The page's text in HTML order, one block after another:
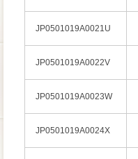
JP0501019A0021U
JP0501019A0022V
JP0501019A0023W
JP0501019A0024X